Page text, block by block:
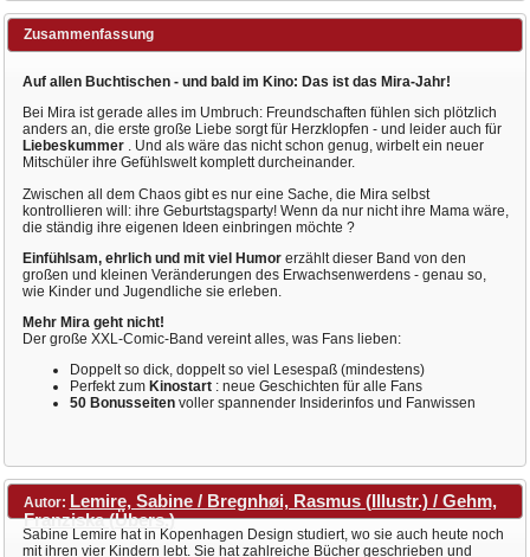
Zusammenfassung
Auf allen Buchtischen - und bald im Kino: Das ist das Mira-Jahr!
Bei Mira ist gerade alles im Umbruch: Freundschaften fühlen sich plötzlich
anders an, die erste große Liebe sorgt für Herzklopfen - und leider auch für
Liebeskummer. Und als wäre das nicht schon genug, wirbelt ein neuer
Mitschüler ihre Gefühlswelt komplett durcheinander.
Zwischen all dem Chaos gibt es nur eine Sache, die Mira selbst
kontrollieren will: ihre Geburtstagsparty! Wenn da nur nicht ihre Mama wäre,
die ständig ihre eigenen Ideen einbringen möchte ?
Einfühlsam, ehrlich und mit viel Humorerzählt dieser Band von den
großen und kleinen Veränderungen des Erwachsenwerdens - genau so,
wie Kinder und Jugendliche sie erleben.
Mehr Mira geht nicht!
Der große XXL-Comic-Band vereint alles, was Fans lieben:
Doppelt so dick, doppelt so viel Lesespaß (mindestens)
Perfekt zum Kinostart: neue Geschichten für alle Fans
50 Bonusseitenvoller spannender Insiderinfos und Fanwissen
Autor: Lemire, Sabine / Bregnhøi, Rasmus (Illustr.) / Gehm,
Franziska (Übers.)
Sabine Lemire hat in Kopenhagen Design studiert, wo sie auch heute noch
mit ihren vier Kindern lebt. Sie hat zahlreiche Bücher geschrieben und